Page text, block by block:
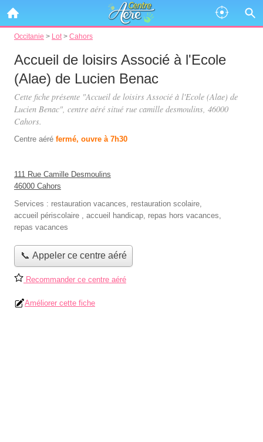
Occitanie > Lot > Cahors
Accueil de loisirs Associé à l'Ecole
(Alae) de Lucien Benac
Cette fiche présente "Accueil de loisirs Associé à l'Ecole (Alae) de
Lucien Benac", centre aéré situé rue camille desmoulins, 46000
Cahors.
Centre aéré fermé, ouvre à 7h30
111 Rue Camille Desmoulins
46000 Cahors
Services : restauration vacances, restauration scolaire,
accueil périscolaire , accueil handicap, repas hors vacances,
repas vacances
📞 Appeler ce centre aéré
Recommander ce centre aéré
Améliorer cette fiche